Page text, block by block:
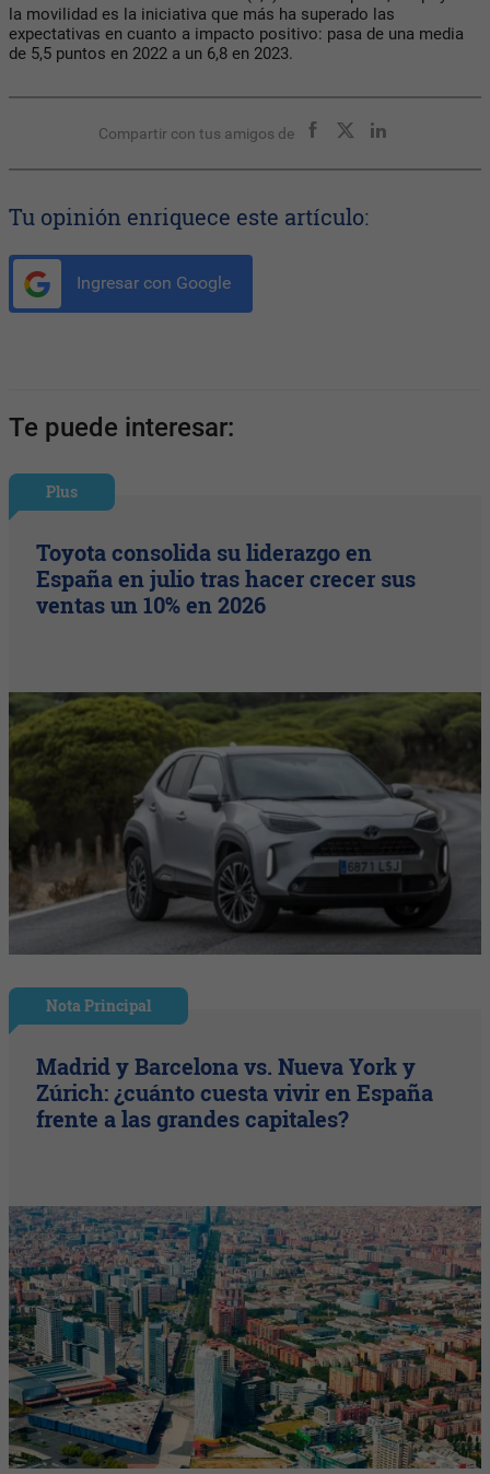
la movilidad es la iniciativa que más ha superado las
expectativas en cuanto a impacto positivo: pasa de una media
de 5,5 puntos en 2022 a un 6,8 en 2023.
Compartir con tus amigos de
Tu opinión enriquece este artículo:
Ingresar con Google
Te puede interesar:
Plus
Toyota consolida su liderazgo en
España en julio tras hacer crecer sus
ventas un 10% en 2026
Nota Principal
Madrid y Barcelona vs. Nueva York y
Zúrich: ¿cuánto cuesta vivir en España
frente a las grandes capitales?